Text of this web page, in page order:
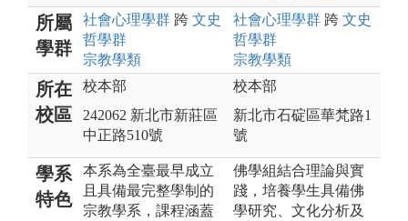
所屬
學群
社會心理學群 跨 文史
哲學群
宗教學類
社會心理學群 跨 文史
哲學群
宗教學類
所在
校區
校本部
242062 新北市新莊區
中正路510號
校本部
新北市石碇區華梵路1
號
學系
特色
本系為全臺最早成立
且具備最完整學制的
宗教學系，課程涵蓋
佛學組結合理論與實
踐，培養學生具備佛
學研究、文化分析及